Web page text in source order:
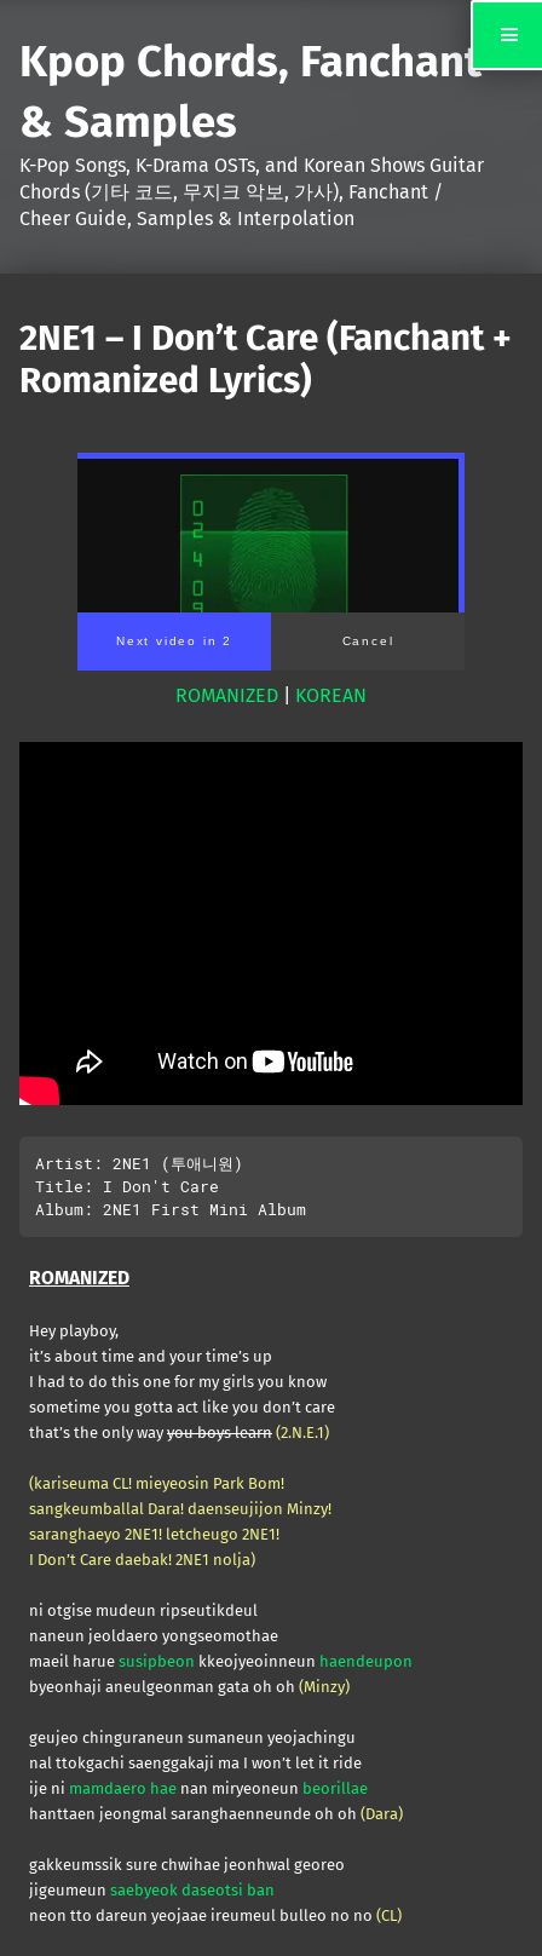
Kpop Chords, Fanchant
& Samples
K-Pop Songs, K-Drama OSTs, and Korean Shows Guitar
Chords (기타 코드, 무지크 악보, 가사), Fanchant /
Cheer Guide, Samples & Interpolation
2NE1 – I Don’t Care (Fanchant +
Romanized Lyrics)
Next video in 1 Cancel
ROMANIZED KOREAN
Artist: 2NE1 (투애니원)
Title: I Don't Care
Album: 2NE1 First Mini Album
ROMANIZED
Hey playboy,
it’s about time and your time’s up
I had to do this one for my girls you know
sometime you gotta act like you don’t care
that’s the only way you boys learn (2.N.E.1)
(kariseuma CL! mieyeosin Park Bom!
sangkeumballal Dara! daenseujijon Minzy!
saranghaeyo 2NE1! letcheugo 2NE1!
I Don’t Care daebak! 2NE1 nolja)
ni otgise mudeun ripseutikdeul
naneun jeoldaero yongseomothae
maeil harue susipbeon kkeojyeoinneun haendeupon
byeonhaji aneulgeonman gata oh oh (Minzy)
geujeo chinguraneun sumaneun yeojachingu
nal ttokgachi saenggakaji ma I won’t let it ride
ije ni mamdaero hae nan miryeoneun beorillae
hanttaen jeongmal saranghaenneunde oh oh (Dara)
gakkeumssik sure chwihae jeonhwal georeo
jigeumeun saebyeok daseotsi ban
neon tto dareun yeojaae ireumeul bulleo no no (CL)